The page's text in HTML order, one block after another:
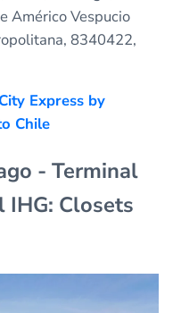
Américo Vespucio
8340422,
Express by
Chile
- Terminal
Closets